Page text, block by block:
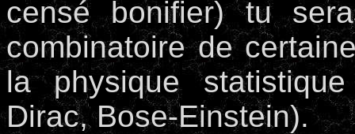
censé bonifier) tu
combinatoire de
la physique statistique
Dirac, Bose-Einstein).